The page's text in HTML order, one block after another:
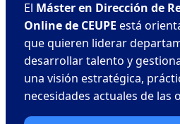
El Máster en Dirección de
Online de CEUPE está
que quieren liderar
desarrollar talento y
una visión estratégica,
necesidades actuales de las